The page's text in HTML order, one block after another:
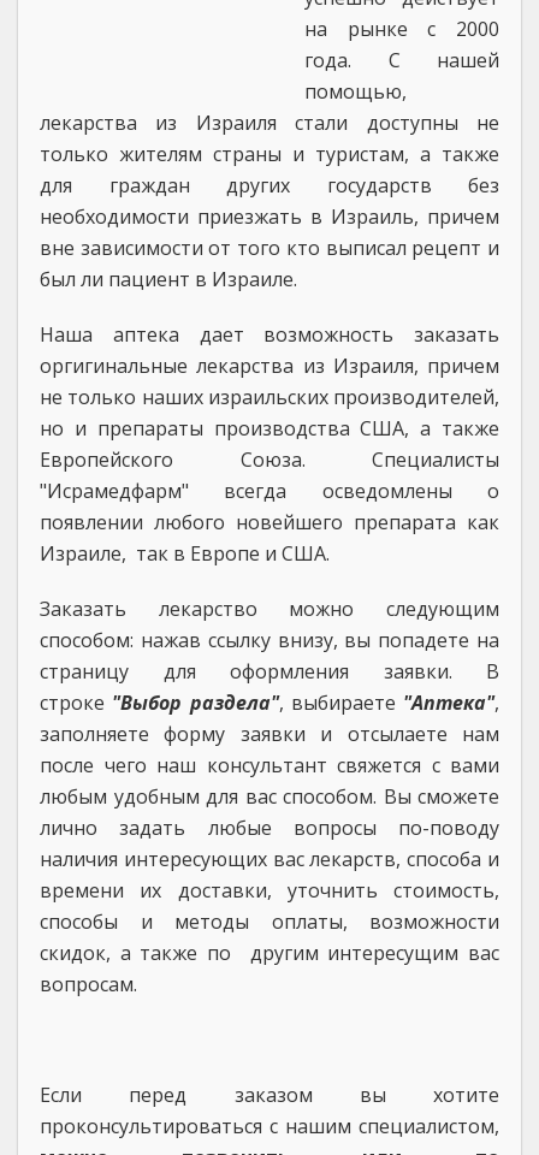
на рынке с 2000
года. С нашей
помощью,
лекарства из Израиля cтали доступны не
только жителям страны и туристам, а также
для граждан других государств без
необходимости приезжать в Израиль, причем
вне зависимости от того кто выписал рецепт и
был ли пациент в Израиле.
Наша аптека дает возможность заказать
оргигинальные лекарства из Израиля, причем
не только наших израильских производителей,
но и препараты производства США, а также
Европейского Союза. Специалисты
"Исрамедфарм" всегда осведомлены о
появлении любого новейшего препарата как
Израиле, так в Европе и США.
Заказать лекарство можно следующим
способом: нажав cсылку внизу, вы попадете на
страницу для оформления заявки. В
строке "Выбор раздела", выбираете "Аптека",
заполняете форму заявки и отсылаете нам
после чего наш консультант свяжется с вами
любым удобным для вас способом. Вы сможете
лично задать любые вопросы по-поводу
наличия интересующих вас лекарств, способа и
времени их доставки, уточнить стоимость,
способы и методы оплаты, возможности
скидок, а также по другим интересущим вас
вопросам.
Если перед заказом вы хотите
проконсультироваться с нашим специалистом,